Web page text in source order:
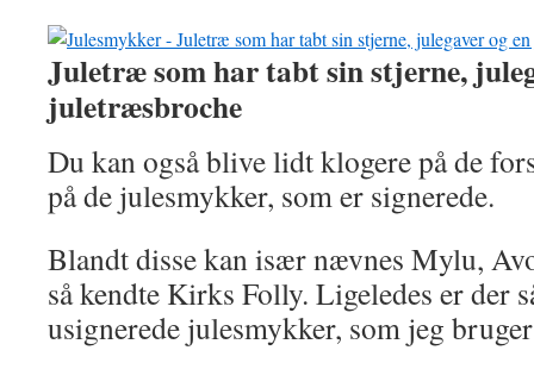
Juletræ som har tabt sin stjerne,
juletræsbroche
Du kan også blive lidt klogere på de
på de julesmykker, som er signerede.
Blandt disse kan især nævnes Mylu,
så kendte Kirks Folly. Ligeledes er der
usignerede julesmykker, som jeg